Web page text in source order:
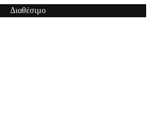
Διαθέσιμο